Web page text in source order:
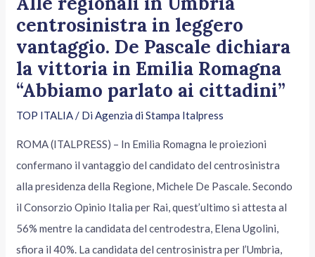
centrosinistra in leggero
vantaggio. De Pascale dichiara
la vittoria in Emilia Romagna
“Abbiamo parlato ai cittadini”
TOP ITALIA/ DiAgenzia di Stampa Italpress
ROMA (ITALPRESS) – In Emilia Romagna le proiezioni
confermano il vantaggio del candidato del centrosinistra
alla presidenza della Regione, Michele De Pascale. Secondo
il Consorzio Opinio Italia per Rai, quest’ultimo si attesta al
56% mentre la candidata del centrodestra, Elena Ugolini,
sfiora il 40%. La candidata del centrosinistra per l’Umbria,